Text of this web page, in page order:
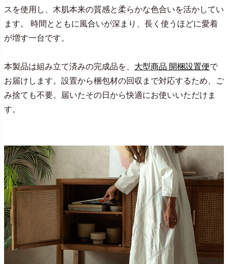
スを使用し、木肌本来の質感と柔らかな色合いを活かしてい
ます。 時間とともに風合いが深まり、長く使うほどに愛着
が増す一台です。
本製品は組み立て済みの完成品を、 大型商品 開梱設置便で
お届けします。設置から梱包材の回収まで対応するため、ご
み捨ても不要。届いたその日から快適にお使いいただけま
す。